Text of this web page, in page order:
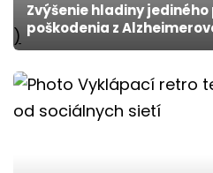
)
Zvýšenie hladiny
poškodenia z